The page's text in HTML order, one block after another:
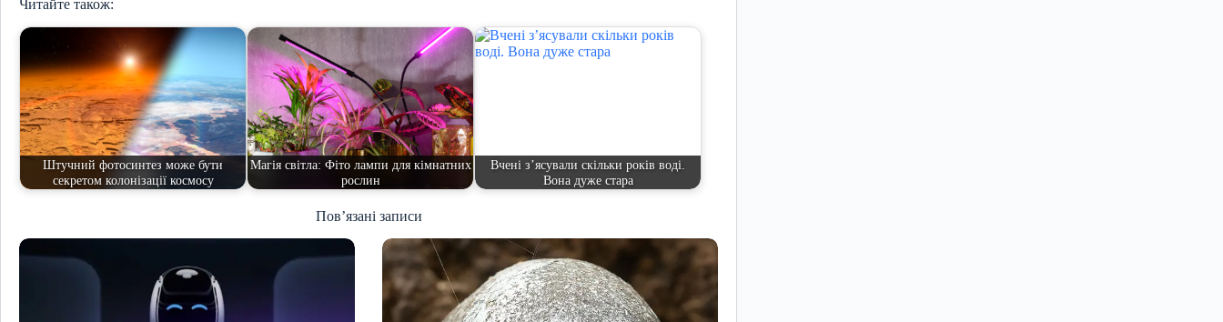
Читайте також:
Штучний фотосинтез може бути
секретом колонізації космосу
Магія світла: Фіто лампи для кімнатних
рослин
Вчені з’ясували скільки років воді.
Вона дуже стара
Пов’язані записи